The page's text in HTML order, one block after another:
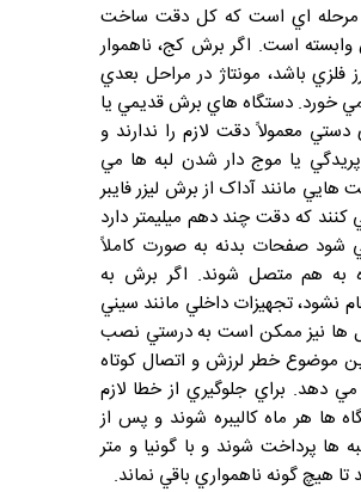
اي است که کل دقت ساخت
وابسته است. اگر برش کج، ناهموار
فلزي باشد، مونتاژ در مراحل بعدي
خورد. دستگاه هاي برش قديمي يا
معمولاً دقت لازم را ندارند و
يا موج دار شدن لبه ها مي
هايي مانند آداک از برش ليزر فايبر
کنند که دقت چند دهم ميليمتر دارد
شود صفحات بدنه به صورت کاملاً
هم متصل شوند. اگر برش به
نشود، تجهيزات داخلي مانند سيني
ها نيز ممکن است به درستي نصب
موضوع خطر لرزش و اتصال کوتاه
مي دهد. براي جلوگيري از خطا لازم
ها هر ماه کاليبره شوند و پس از
ها پرداخت شوند و با گونيا و متر
تا هيچ گونه ناهمواري باقي نماند.